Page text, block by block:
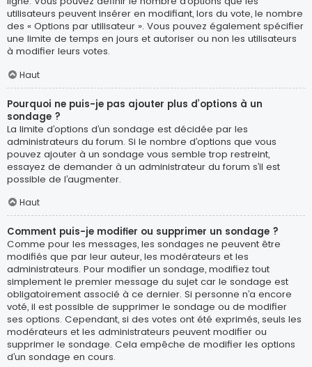
utilisateurs peuvent insérer en modifiant, lors du vote, le nombre
des « Options par utilisateur ». Vous pouvez également spécifier
une limite de temps en jours et autoriser ou non les utilisateurs
à modifier leurs votes.
Haut
Pourquoi ne puis-je pas ajouter plus d’options à un
sondage ?
La limite d’options d’un sondage est décidée par les
administrateurs du forum. Si le nombre d’options que vous
pouvez ajouter à un sondage vous semble trop restreint,
essayez de demander à un administrateur du forum s’il est
possible de l’augmenter.
Haut
Comment puis-je modifier ou supprimer un sondage ?
Comme pour les messages, les sondages ne peuvent être
modifiés que par leur auteur, les modérateurs et les
administrateurs. Pour modifier un sondage, modifiez tout
simplement le premier message du sujet car le sondage est
obligatoirement associé à ce dernier. Si personne n’a encore
voté, il est possible de supprimer le sondage ou de modifier
ses options. Cependant, si des votes ont été exprimés, seuls les
modérateurs et les administrateurs peuvent modifier ou
supprimer le sondage. Cela empêche de modifier les options
d’un sondage en cours.